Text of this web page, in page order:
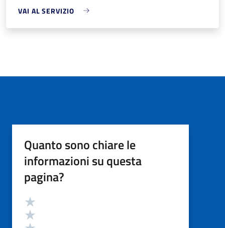
VAI AL SERVIZIO
Quanto sono chiare le
informazioni su questa
pagina?
Valutazione